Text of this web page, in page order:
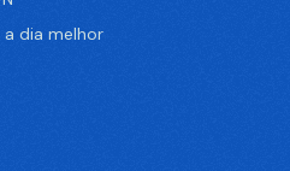
dia melhor